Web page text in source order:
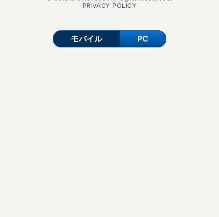
PRIVACY POLICY
モバイル PC